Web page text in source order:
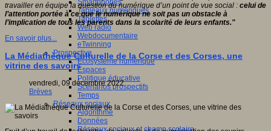
Smartphones
Tableaux numériques
Tablettes
Web radio
Webdocumentaire
eTwinning
Prospective
Ecosystème numérique
Espaces
Politique éducative
Scénarios prospectifs
Temps
Réseaux sociaux
Algorithme
Données
Réseaux sociaux et champ scolaire
travailler en équipe la question du numérique d’un point de vue social : celui de
l’attention portée à ce que le numérique ne soit pas un obstacle à
l’implication de tous les parents dans la scolarité de leurs enfants."
En savoir plus...
La Médiathèque Culturelle de la Corse et des Corses, une
vitrine des savoirs
vendredi, 09 décembre 2022
Brèves